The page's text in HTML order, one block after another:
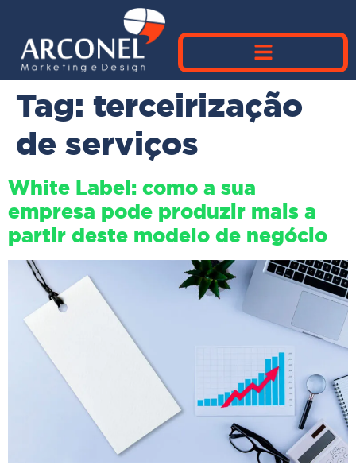
Tag: terceirização
de serviços
White Label: como a sua
empresa pode produzir mais a
partir deste modelo de negócio